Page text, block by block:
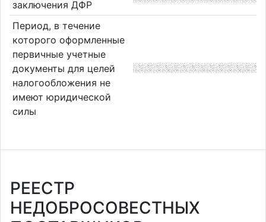
заключения ДФР
Период, в течение
которого оформленные
первичные учетные
документы для целей
налогообложения не
имеют юридической
силы
РЕЕСТР
НЕДОБРОСОВЕСТНЫХ